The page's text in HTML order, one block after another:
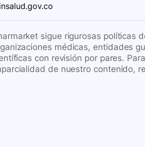
sigue rigurosas políticas
médicas, entidades
con revisión por pares.
de nuestro contenido,